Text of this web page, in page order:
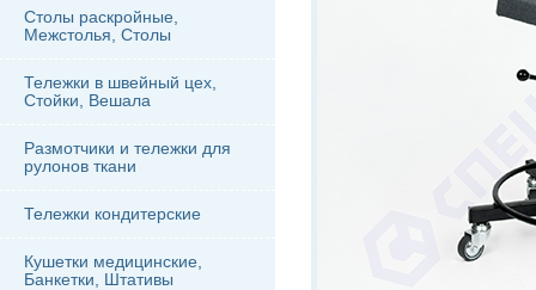
Столы раскройные,
Межстолья, Столы
Тележки в швейный цех,
Стойки, Вешала
Размотчики и тележки для
рулонов ткани
Тележки кондитерские
Кушетки медицинские,
Банкетки, Штативы